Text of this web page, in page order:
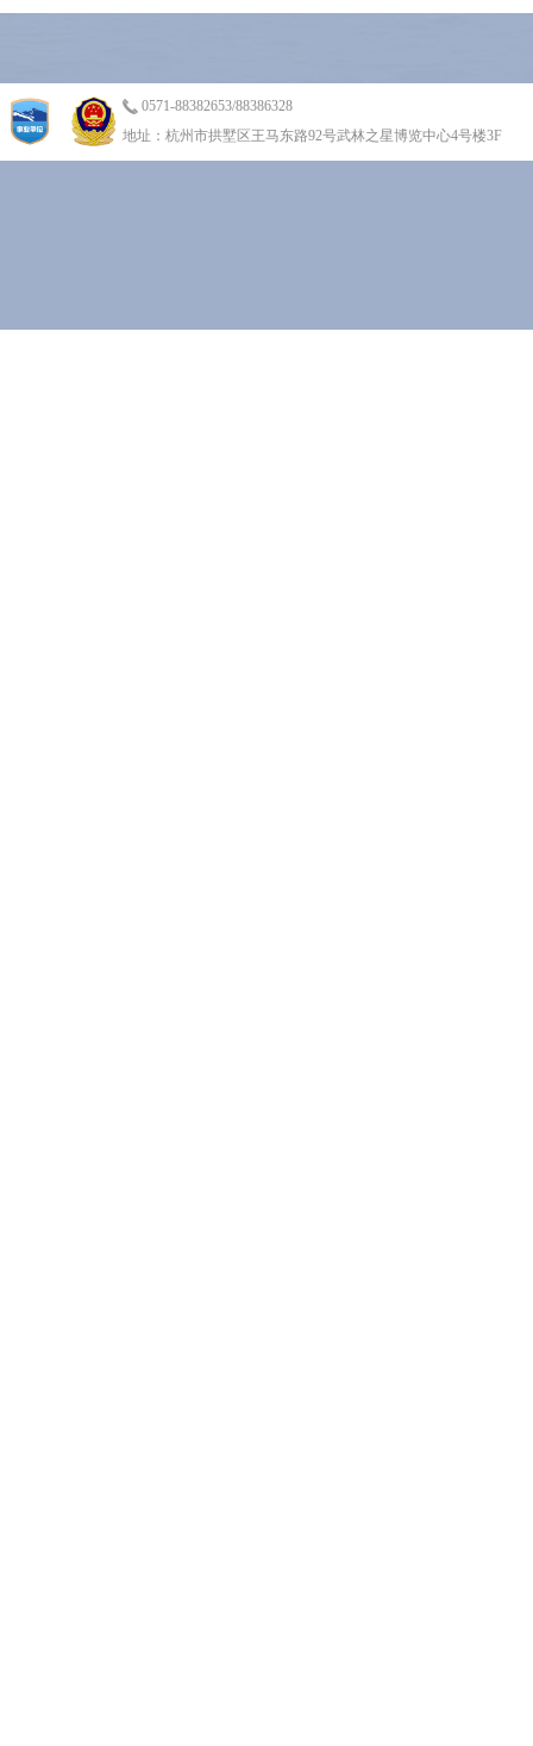
0571-88382653/88386328
地址：杭州市拱墅区王马东路92号武林之星博览中心4号楼3F